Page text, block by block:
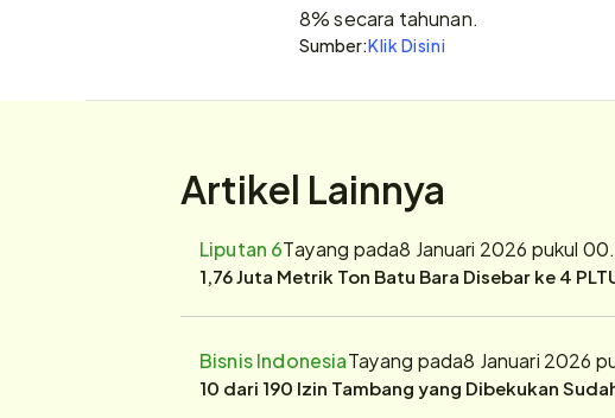
8% secara tahunan.
Sumber:Klik Disini
Artikel Lainnya
Liputan 6Tayang pada8 Januari 2026 pukul
1,76 Juta Metrik Ton Batu Bara Disebar ke 4
Bisnis IndonesiaTayang pada8 Januari 2026
10 dari 190 Izin Tambang yang Dibekukan